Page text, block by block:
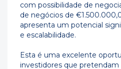
com possibilidade de
de negócios de
apresenta um potencial
e escalabilidade.
Esta é uma excelente
investidores que pretendam